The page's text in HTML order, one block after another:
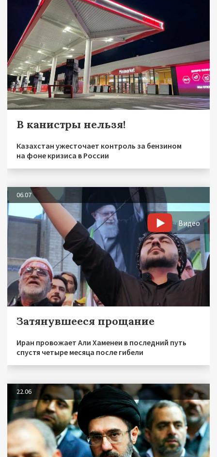
В канистры нельзя!
Казахстан ужесточает контроль за бензином
на фоне кризиса в России
06.07
Видео
Затянувшееся прощание
Иран провожает Али Хаменеи в последний путь
спустя четыре месяца после гибели
22.06